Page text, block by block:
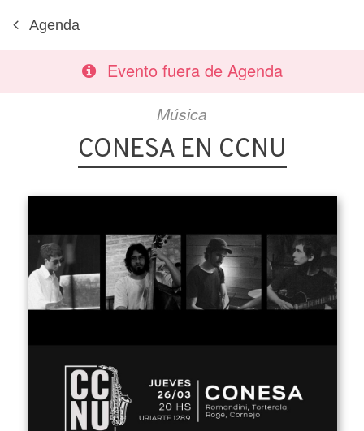
Agenda
Evento fuera de Agenda
Música
CONESA EN CCNU